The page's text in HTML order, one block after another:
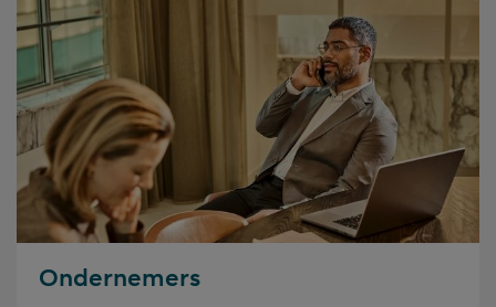
Ondernemers